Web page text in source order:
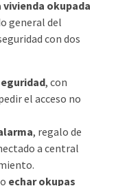
okupada
general del
con dos
, con
el acceso no
, regalo de
a central
echar okupas